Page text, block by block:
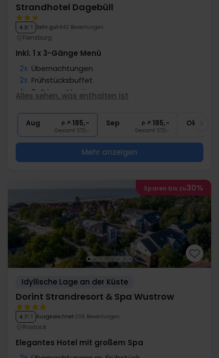
Strandhotel Dagebüll
4.3/ 5 Sehr gut 642 Bewertungen
Flensburg
Inkl. 1 x 3-Gänge Menü
2x Übernachtungen
2x Frühstücksbuffet
1x 3-Gänge Menü
∞ Gratis Internet und Parken
Alles sehen, was enthalten ist
Aug p. P.185,-
Gesamt 370,-
Sep p. P.185,-
Gesamt 370,-
Okt
Mehr anzeigen
Sparen bis zu30%
Idyllische Lage an der Küste
Dorint Strandresort & Spa Wustrow
4.7/ 5 Ausgezeichnet 206 Bewertungen
Rostock
Elegantes Hotel mit großem Spa